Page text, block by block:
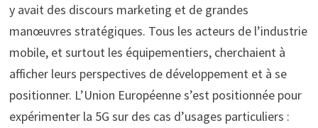
y avait des discours marketing et de grandes
manœuvres stratégiques. Tous les acteurs de l’industrie
mobile, et surtout les équipementiers, cherchaient à
afficher leurs perspectives de développement et à se
positionner. L’Union Européenne s’est positionnée pour
expérimenter la 5G sur des cas d’usages particuliers :